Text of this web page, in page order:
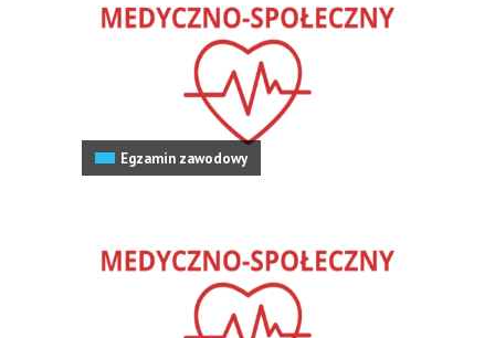
Egzamin zawodowy